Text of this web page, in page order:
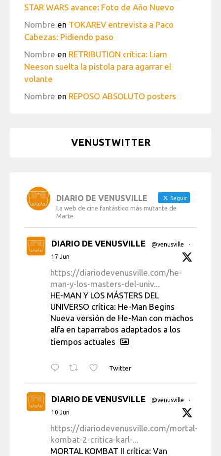
STAR WARS avance: Foto de Año Nuevo
Nombre en TOKAREV entrevista a Paco
Cabezas: Pidiendo paso
Nombre en RETRIBUTION crítica: Liam
Neeson suelta la pistola para agarrar el
volante
Nombre en REPOSO ABSOLUTO posters
VENUSTWITTER
DIARIO DE VENUSVILLE Seguir
La web de cine fantástico más mutante de
Marte
DIARIO DE VENUSVILLE @venusville
·
17 Jun
https://diariodevenusville.com/he-
man-y-los-masters-del-univ...
HE-MAN Y LOS MÁSTERS DEL
UNIVERSO crítica: He-Man Begins
Nueva versión de He-Man con machos
alfa en taparrabos adaptados a los
tiempos actuales
Twitter
DIARIO DE VENUSVILLE @venusville
·
10 Jun
https://diariodevenusville.com/mortal-
kombat-2-critica-karl-...
MORTAL KOMBAT II crítica: Van